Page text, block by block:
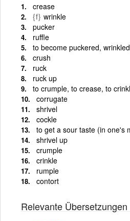
crease
{f} wrinkle
pucker
ruffle
to become puckered,
crush
ruck
ruck up
to crumple, to crease, to
corrugate
shrivel
cockle
to get a sour taste (in one's
shrivel up
crumple
crinkle
rumple
contort
Relevante Übersetzungen